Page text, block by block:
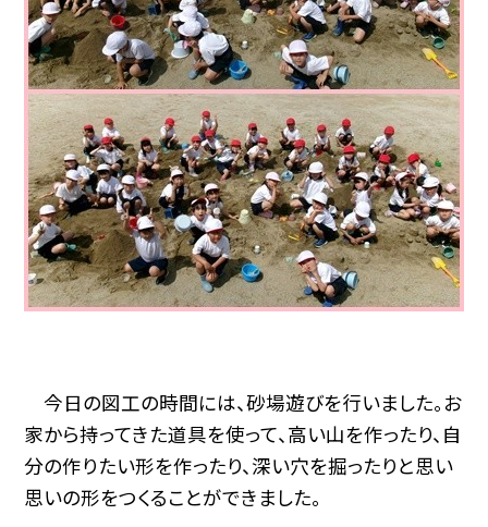
今日の図工の時間には、砂場遊びを行いました。お
家から持ってきた道具を使って、高い山を作ったり、自
分の作りたい形を作ったり、深い穴を掘ったりと思い
思いの形をつくることができました。